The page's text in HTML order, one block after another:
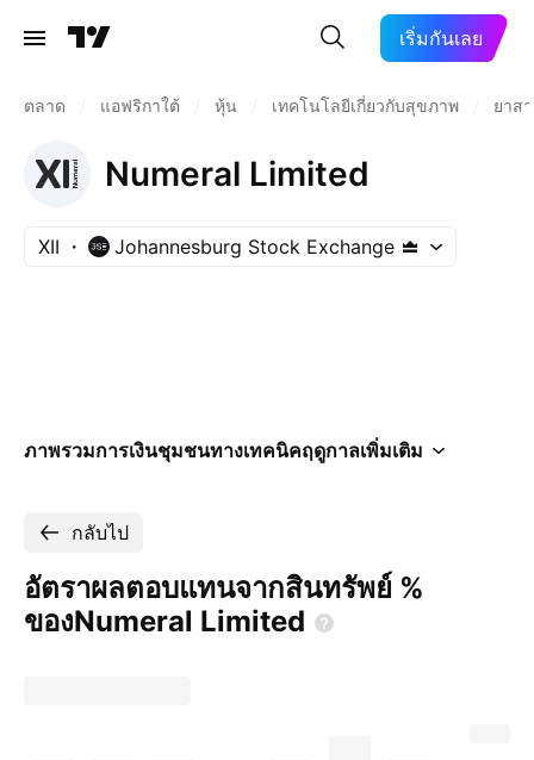
เริ่มกันเลย
ตลาด แอฟริกาใต้ หุ้น เทคโนโลยีเกี่ยวกับสุขภาพ ยาส
Numeral Limited
XII Johannesburg Stock Exchange
ภาพรวมการเงินชุมชนทางเทคนิคฤดูกาลเพิ่มเติม
กลับไป
อัตราผลตอบแทนจากสินทรัพย์ %
ของNumeral Limited